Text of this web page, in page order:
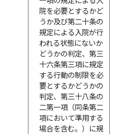
院を必要とするかど
うか及び第二十条の
規定による入院が行
われる状態にないか
どうかの判定、第三
十六条第三項に規定
する行動の制限を必
要とするかどうかの
判定、第三十八条の
二第一項（同条第二
項において準用する
場合を含む。）に規